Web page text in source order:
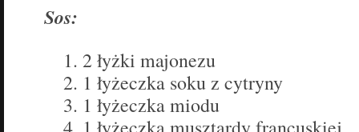
Sos:
2 łyżki majonezu
1 łyżeczka soku z cytryny
1 łyżeczka miodu